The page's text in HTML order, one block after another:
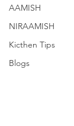
AAMISH
NIRAAMISH
Kicthen Tips
Blogs